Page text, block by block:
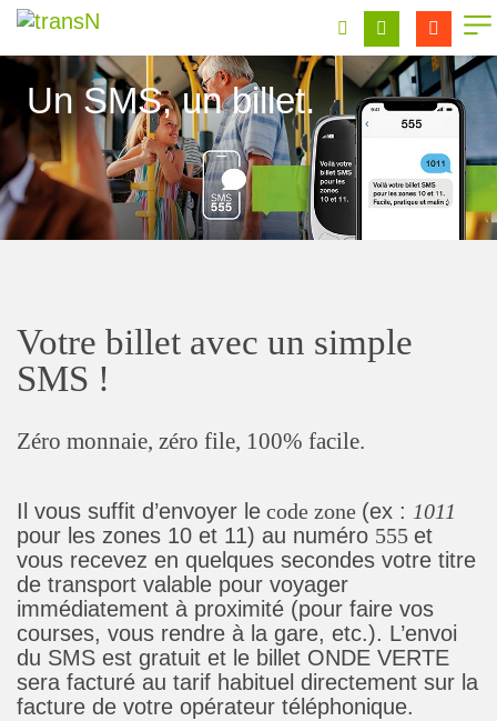
Un SMS, un billet.
Votre billet avec un simple
SMS !
Zéro monnaie, zéro file, 100% facile.
Il vous suffit d’envoyer le code zone (ex : 1011
pour les zones 10 et 11) au numéro 555 et
vous recevez en quelques secondes votre titre
de transport valable pour voyager
immédiatement à proximité (pour faire vos
courses, vous rendre à la gare, etc.). L’envoi
du SMS est gratuit et le billet ONDE VERTE
sera facturé au tarif habituel directement sur la
facture de votre opérateur téléphonique.